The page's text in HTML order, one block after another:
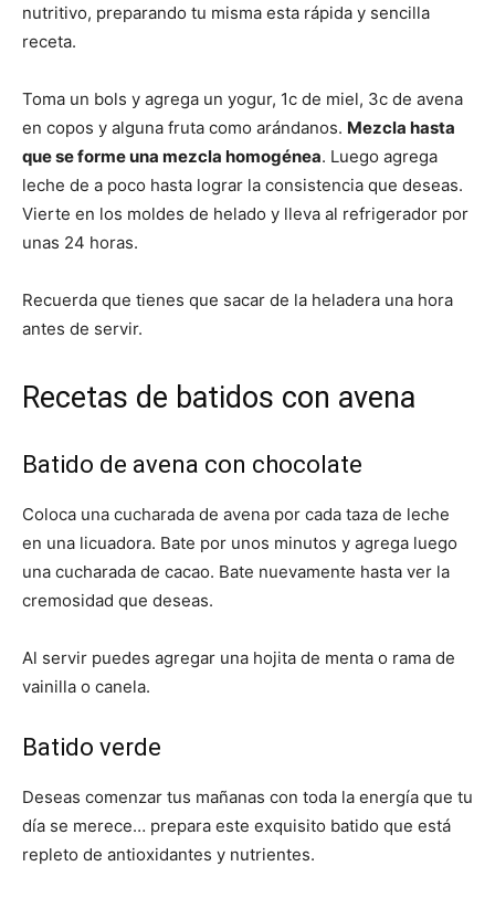
nutritivo, preparando tu misma esta rápida y sencilla
receta.
Toma un bols y agrega un yogur, 1c de miel, 3c de avena
en copos y alguna fruta como arándanos. Mezcla hasta
que se forme una mezcla homogénea. Luego agrega
leche de a poco hasta lograr la consistencia que deseas.
Vierte en los moldes de helado y lleva al refrigerador por
unas 24 horas.
Recuerda que tienes que sacar de la heladera una hora
antes de servir.
Recetas de batidos con avena
Batido de avena con chocolate
Coloca una cucharada de avena por cada taza de leche
en una licuadora. Bate por unos minutos y agrega luego
una cucharada de cacao. Bate nuevamente hasta ver la
cremosidad que deseas.
Al servir puedes agregar una hojita de menta o rama de
vainilla o canela.
Batido verde
Deseas comenzar tus mañanas con toda la energía que tu
día se merece… prepara este exquisito batido que está
repleto de antioxidantes y nutrientes.